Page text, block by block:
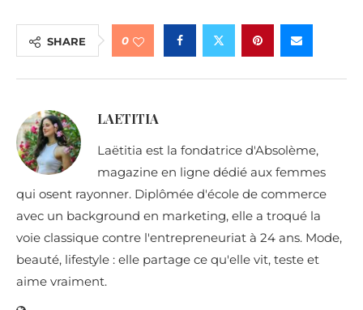
SHARE 0
LAETITIA
Laëtitia est la fondatrice d'Absolème,
magazine en ligne dédié aux femmes
qui osent rayonner. Diplômée d'école de commerce
avec un background en marketing, elle a troqué la
voie classique contre l'entrepreneuriat à 24 ans. Mode,
beauté, lifestyle : elle partage ce qu'elle vit, teste et
aime vraiment.